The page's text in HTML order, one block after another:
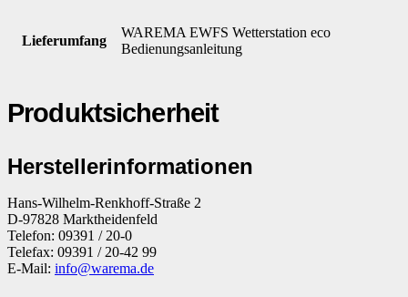
Lieferumfang
WAREMA EWFS Wetterstation eco
Bedienungsanleitung
Produktsicherheit
Herstellerinformationen
Hans-Wilhelm-Renkhoff-Straße 2
D-97828 Marktheidenfeld
Telefon: 09391 / 20-0
Telefax: 09391 / 20-42 99
E-Mail: info@warema.de